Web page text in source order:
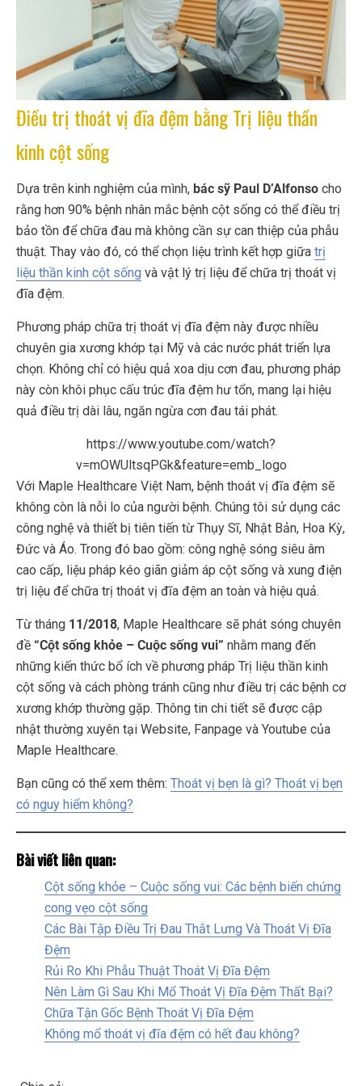
Điều trị thoát vị đĩa đệm bằng Trị liệu thần
kinh cột sống
Dựa trên kinh nghiệm của mình, bác sỹ Paul D’Alfonso cho
rằng hơn 90% bệnh nhân mắc bệnh cột sống có thể điều trị
bảo tồn để chữa đau mà không cần sự can thiệp của phẫu
thuật. Thay vào đó, có thể chọn liệu trình kết hợp giữa trị
liệu thần kinh cột sống và vật lý trị liệu để chữa trị thoát vị
đĩa đệm.
Phương pháp chữa trị thoát vị đĩa đệm này được nhiều
chuyên gia xương khớp tại Mỹ và các nước phát triển lựa
chọn. Không chỉ có hiệu quả xoa dịu cơn đau, phương pháp
này còn khôi phục cấu trúc đĩa đệm hư tổn, mang lại hiệu
quả điều trị dài lâu, ngăn ngừa cơn đau tái phát.
https://www.youtube.com/watch?
v=mOWUltsqPGk&feature=emb_logo
Với Maple Healthcare Việt Nam, bệnh thoát vị đĩa đệm sẽ
không còn là nỗi lo của người bệnh. Chúng tôi sử dụng các
công nghệ và thiết bị tiên tiến từ Thụy Sĩ, Nhật Bản, Hoa Kỳ,
Đức và Áo. Trong đó bao gồm: công nghệ sóng siêu âm
cao cấp, liệu pháp kéo giãn giảm áp cột sống và xung điện
trị liệu để chữa trị thoát vị đĩa đệm an toàn và hiệu quả.
Từ tháng 11/2018, Maple Healthcare sẽ phát sóng chuyên
đề “Cột sống khỏe – Cuộc sống vui” nhằm mang đến
những kiến thức bổ ích về phương pháp Trị liệu thần kinh
cột sống và cách phòng tránh cũng như điều trị các bệnh cơ
xương khớp thường gặp. Thông tin chi tiết sẽ được cập
nhật thường xuyên tại Website, Fanpage và Youtube của
Maple Healthcare.
Bạn cũng có thể xem thêm: Thoát vị bẹn là gì? Thoát vị bẹn
có nguy hiểm không?
Bài viết liên quan:
Cột sống khỏe – Cuộc sống vui: Các bệnh biến chứng
cong vẹo cột sống
Các Bài Tập Điều Trị Đau Thắt Lưng Và Thoát Vị Đĩa
Đệm
Rủi Ro Khi Phẫu Thuật Thoát Vị Đĩa Đệm
Nên Làm Gì Sau Khi Mổ Thoát Vị Đĩa Đệm Thất Bại?
Chữa Tận Gốc Bệnh Thoát Vị Đĩa Đệm
Không mổ thoát vị đĩa đệm có hết đau không?